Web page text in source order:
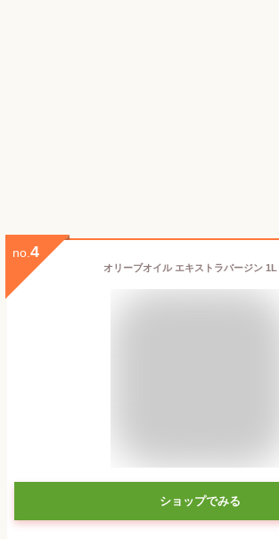
no. 4
オリーブオイル エキストラバージン
ショップでみる